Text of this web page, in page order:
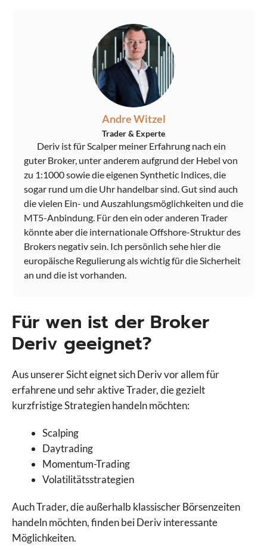
Andre Witzel
Trader & Experte
Deriv ist für Scalper meiner Erfahrung nach ein
guter Broker, unter anderem aufgrund der Hebel von
zu 1:1000 sowie die eigenen Synthetic Indices, die
sogar rund um die Uhr handelbar sind. Gut sind auch
die vielen Ein- und Auszahlungsmöglichkeiten und die
MT5-Anbindung. Für den ein oder anderen Trader
könnte aber die internationale Offshore-Struktur des
Brokers negativ sein. Ich persönlich sehe hier die
europäische Regulierung als wichtig für die Sicherheit
an und die ist vorhanden.
Für wen ist der Broker
Deriv geeignet?
Aus unserer Sicht eignet sich Deriv vor allem für
erfahrene und sehr aktive Trader, die gezielt
kurzfristige Strategien handeln möchten:
Scalping
Daytrading
Momentum-Trading
Volatilitätsstrategien
Auch Trader, die außerhalb klassischer Börsenzeiten
handeln möchten, finden bei Deriv interessante
Möglichkeiten.